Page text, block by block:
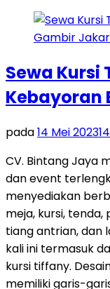
Sewa Kursi
Kebayoran
pada14 Mei 2023
CV. Bintang Jaya
dan event
menyediakan
meja, kursi,
tiang antrian, dan
kali ini termasuk
kursi tiffany.
memiliki garis-